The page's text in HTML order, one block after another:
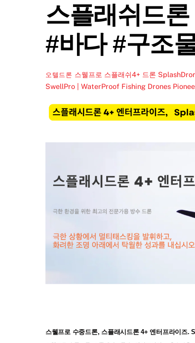
스플래쉬드
#바다 #구조
오텔드론 스웰프로 스플래쉬4+ 드론
SwellPro | WaterProof Fishing Drones
스웰프로 수중드론, 스플래시드론 4+ 엔터프라이즈